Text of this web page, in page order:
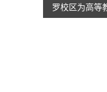
罗校区为高等